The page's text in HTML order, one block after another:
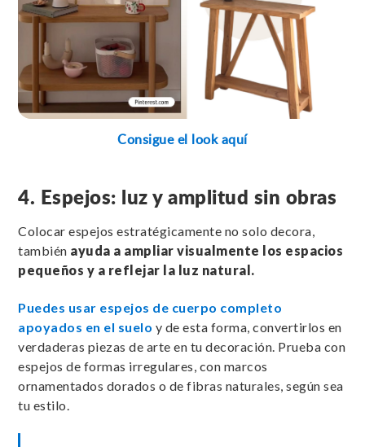
Consigue el look aquí
4. Espejos: luz y amplitud sin obras
Colocar espejos estratégicamente no solo decora,
también ayuda a ampliar visualmente los espacios
pequeños y a reflejar la luz natural.
Puedes usar espejos de cuerpo completo
apoyados en el suelo y de esta forma, convertirlos en
verdaderas piezas de arte en tu decoración. Prueba con
espejos de formas irregulares, con marcos
ornamentados dorados o de fibras naturales, según sea
tu estilo.